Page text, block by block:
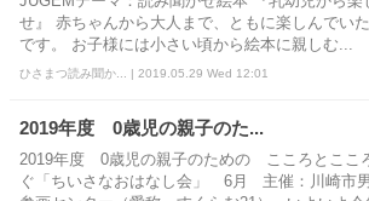
せ』 赤ちゃんから大人まで、ともに楽しんでい
です。 お子様には小さい頃から絵本に親しむ...
ひさまつ読み聞か... | 2019.05.29 Wed 12:01
2019年度 0歳児の親子のた...
2019年度 0歳児の親子のための こころとここ
ぐ「ちいさなおはなし会」 6月 主催：川崎市